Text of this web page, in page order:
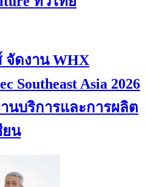
จัดงาน WHX
Southeast Asia 2026
นบริการและการผลิต
ยน